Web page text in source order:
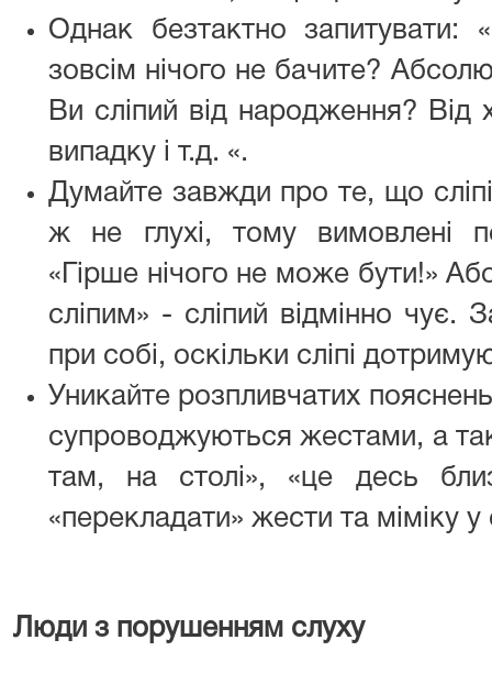
Однак безтактно запитувати:
зовсім нічого не бачите?
Ви сліпий від народження? Від
випадку і т.д. «.
Думайте завжди про те, що
ж не глухі, тому вимовлені
«Гірше нічого не може бути!»
сліпим» - сліпий відмінно
при собі, оскільки сліпі
Уникайте розпливчатих
супроводжуються жестами, а
там, на столі», «це десь
«перекладати» жести та міміку у
Люди з порушенням слуху